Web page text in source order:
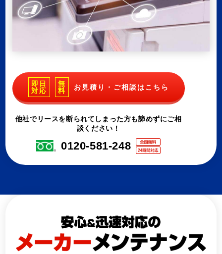
即日
対応
無
料
お見積り・ご相談はこちら
他社でリースを断られてしまった方も諦めずにご相
談ください！
0120-581-248